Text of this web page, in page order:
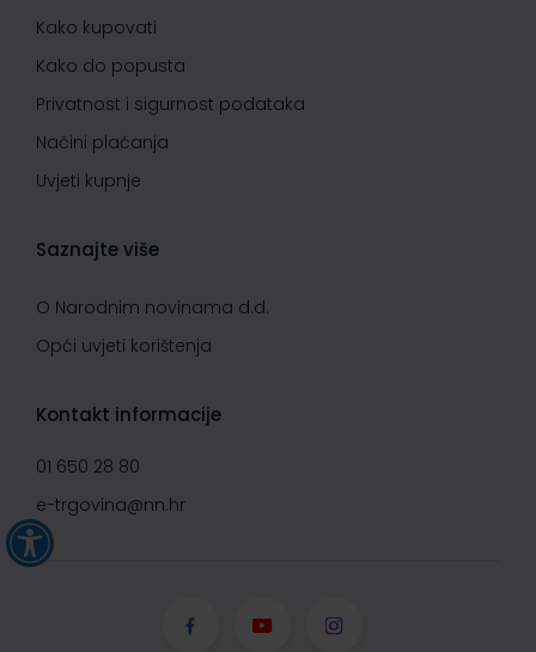
Kako kupovati
Kako do popusta
Privatnost i sigurnost podataka
Načini plaćanja
Uvjeti kupnje
Saznajte više
O Narodnim novinama d.d.
Opći uvjeti korištenja
Kontakt informacije
01 650 28 80
e-trgovina@nn.hr